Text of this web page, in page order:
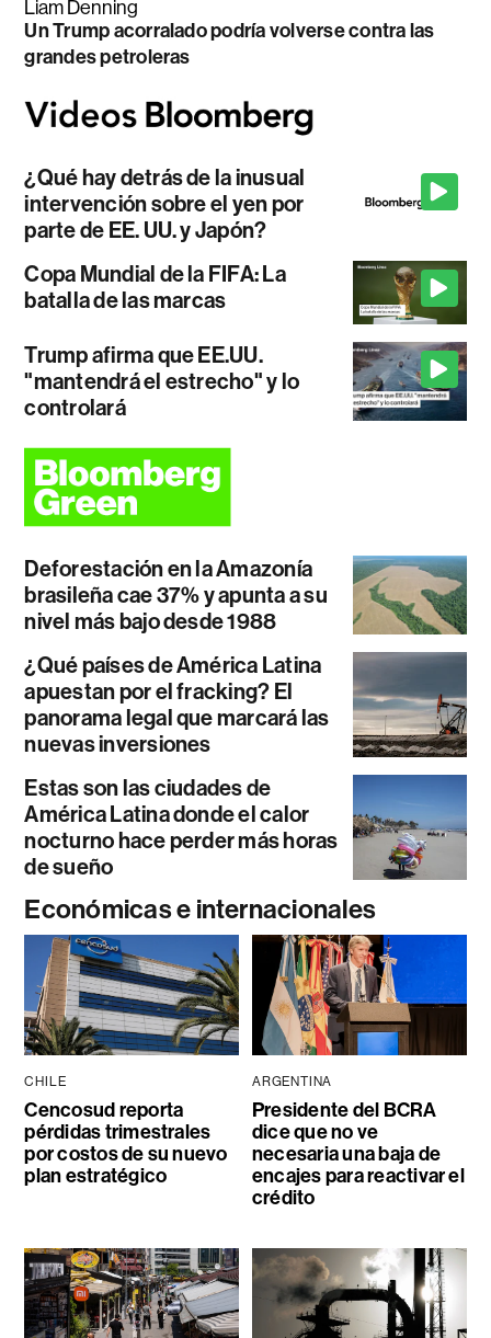
Liam Denning
Un Trump acorralado podría volverse contra las
grandes petroleras
¿Qué hay detrás de la inusual
intervención sobre el yen por
parte de EE. UU. y Japón?
Copa Mundial de la FIFA: La
batalla de las marcas
Trump afirma que EE.UU.
"mantendrá el estrecho" y lo
controlará
Deforestación en la Amazonía
brasileña cae 37% y apunta a su
nivel más bajo desde 1988
¿Qué países de América Latina
apuestan por el fracking? El
panorama legal que marcará las
nuevas inversiones
Estas son las ciudades de
América Latina donde el calor
nocturno hace perder más horas
de sueño
Económicas e internacionales
CHILE
Cencosud reporta
pérdidas trimestrales
por costos de su nuevo
plan estratégico
ARGENTINA
Presidente del BCRA
dice que no ve
necesaria una baja de
encajes para reactivar el
crédito